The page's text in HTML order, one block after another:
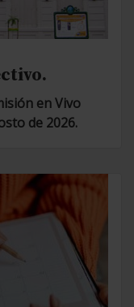
en Vivo
de 2026.